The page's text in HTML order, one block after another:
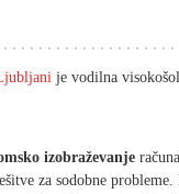
je vodilna
izobraževanje
za sodobne